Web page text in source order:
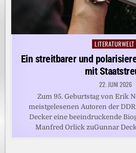
Posted
in
LITERATURWELT
Ein streitbarer und
mit
22. JUNI 2026
Zum 95. Geburtstag von Erik
meistgelesenen Autoren der
Decker eine beeindruckende
Manfred Orlick zuGunnar